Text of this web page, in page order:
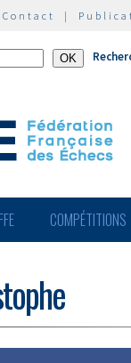
Contact |
FFE COMPÉTITIONS